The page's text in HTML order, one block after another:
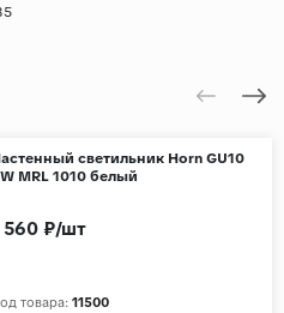
светильник Horn GU10
MRL 1010 белый
товара: 11500
560 ₽/шт